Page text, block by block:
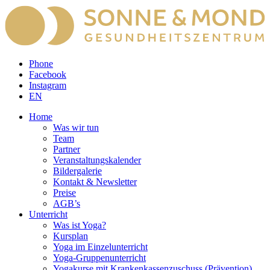
Phone
Facebook
Instagram
EN
Home
Was wir tun
Team
Partner
Veranstaltungskalender
Bildergalerie
Kontakt & Newsletter
Preise
AGB’s
Unterricht
Was ist Yoga?
Kursplan
Yoga im Einzelunterricht
Yoga-Gruppenunterricht